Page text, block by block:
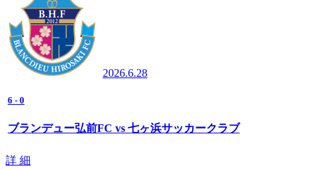
2026.6.28
6 - 0
ブランデュー弘前FC vs 七ヶ浜サッカークラブ
詳 細